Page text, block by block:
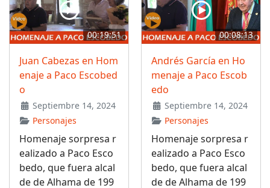
00:19:51
Juan Cabezas en Hom
enaje a Paco Escobed
o
Septiembre 14, 2024
Personajes
Homenaje sorpresa r
ealizado a Paco Esco
bedo, que fuera alcal
de de Alhama de 199
00:08:13
Andrés García en Ho
menaje a Paco Escob
edo
Septiembre 14, 2024
Personajes
Homenaje sorpresa r
ealizado a Paco Esco
bedo, que fuera alcal
de de Alhama de 199